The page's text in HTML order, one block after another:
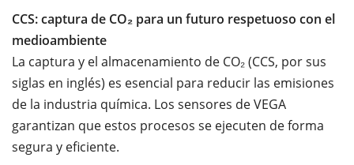
CCS: captura de CO₂ para un futuro respetuoso con el
medioambiente
La captura y el almacenamiento de CO₂ (CCS, por sus
siglas en inglés) es esencial para reducir las emisiones
de la industria química. Los sensores de VEGA
garantizan que estos procesos se ejecuten de forma
segura y eficiente.